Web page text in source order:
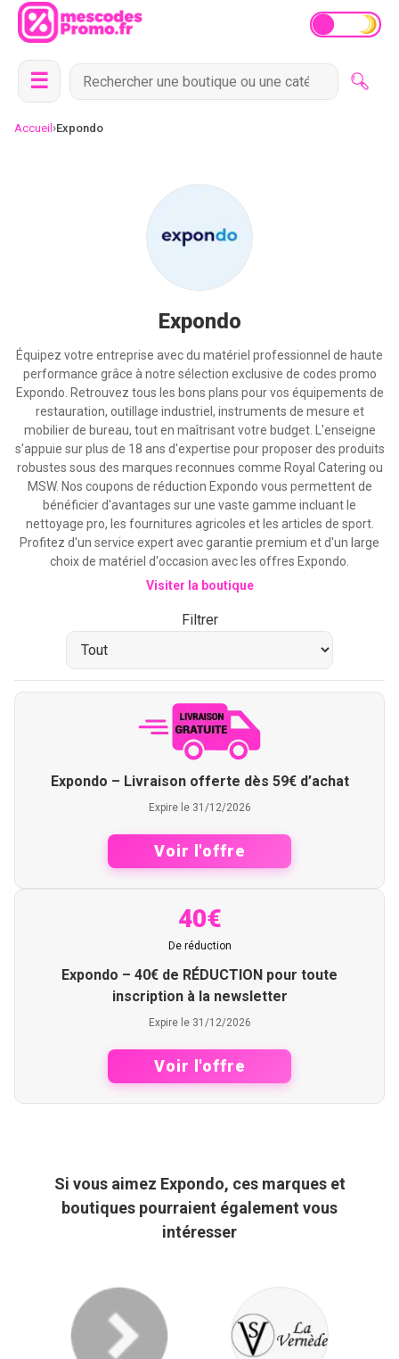
☰
Accueil ›Expondo
Expondo
Équipez votre entreprise avec du matériel professionnel de haute
performance grâce à notre sélection exclusive de codes promo
Expondo. Retrouvez tous les bons plans pour vos équipements de
restauration, outillage industriel, instruments de mesure et
mobilier de bureau, tout en maîtrisant votre budget. L'enseigne
s'appuie sur plus de 18 ans d'expertise pour proposer des produits
robustes sous des marques reconnues comme Royal Catering ou
MSW. Nos coupons de réduction Expondo vous permettent de
bénéficier d'avantages sur une vaste gamme incluant le
nettoyage pro, les fournitures agricoles et les articles de sport.
Profitez d'un service expert avec garantie premium et d'un large
choix de matériel d'occasion avec les offres Expondo.
Visiter la boutique
Filtrer
Expondo – Livraison offerte dès 59€ d’achat
Expire le 31/12/2026
Voir l'offre
40€
De réduction
Expondo – 40€ de RÉDUCTION pour toute
inscription à la newsletter
Expire le 31/12/2026
Voir l'offre
Si vous aimez Expondo, ces marques et
boutiques pourraient également vous
intéresser